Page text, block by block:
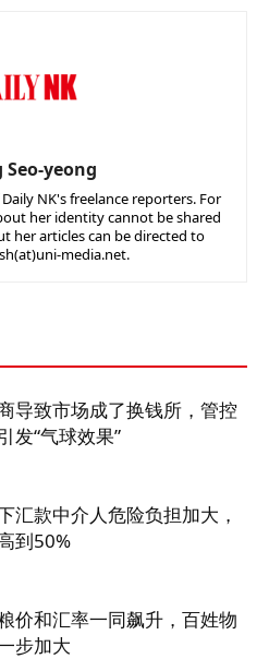
Seo-yeong
NK's freelance reporters. For
her identity cannot be shared
her articles can be directed to
media.net.
导致市场成了换钱所，管控
发“气球效果”
汇款中介人危险负担加大，
到50%
价和汇率一同飙升，百姓物
步加大